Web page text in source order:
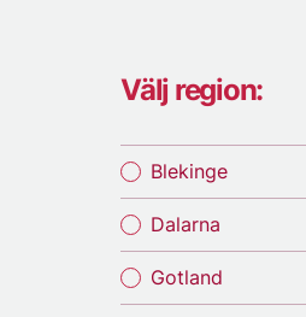
Välj region:
Blekinge
Dalarna
Gotland